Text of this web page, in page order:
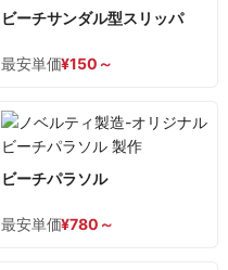
最安単価¥150 ～
ビーチサンダル型スリッパ
最安単価¥780 ～
ビーチパラソル